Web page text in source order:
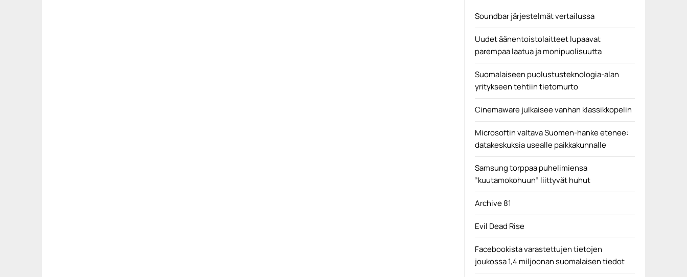
Soundbar järjestelmät vertailussa
Uudet äänentoistolaitteet lupaavat
parempaa laatua ja monipuolisuutta
Suomalaiseen puolustusteknologia-alan
yritykseen tehtiin tietomurto
Cinemaware julkaisee vanhan klassikkopelin
Microsoftin valtava Suomen-hanke etenee:
datakeskuksia usealle paikkakunnalle
Samsung torppaa puhelimiensa
”kuutamokohuun” liittyvät huhut
Archive 81
Evil Dead Rise
Facebookista varastettujen tietojen
joukossa 1,4 miljoonan suomalaisen tiedot